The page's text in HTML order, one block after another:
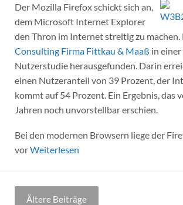
Der Mozilla Firefox schickt sich an,
dem Microsoft Internet Explorer
den Thron im Internet streitig zu machen.
Consulting Firma Fittkau & Maaß in
Nutzerstudie herausgefunden. Darin
einen Nutzeranteil von 39 Prozent, der
kommt auf 54 Prozent. Ein Ergebnis, das
Jahren noch unvorstellbar erschien.
Bei den modernen Browsern liege der
vorWeiterlesen
Beitragsnavigation
Ältere Beiträge